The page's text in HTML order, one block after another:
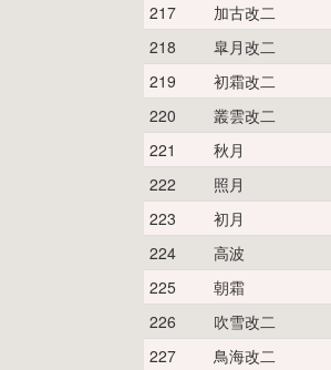
217
加古改二
218
皐月改二
219
初霜改二
220
叢雲改二
221
秋月
222
照月
223
初月
224
高波
225
朝霜
226
吹雪改二
227
鳥海改二